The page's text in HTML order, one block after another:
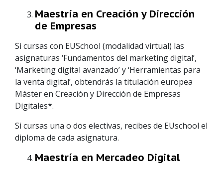
Maestría en Creación y Dirección
de Empresas
Si cursas con EUSchool (modalidad virtual) las
asignaturas ‘Fundamentos del marketing digital’,
‘Marketing digital avanzado’ y ‘Herramientas para
la venta digital’, obtendrás la titulación europea
Máster en Creación y Dirección de Empresas
Digitales*.
Si cursas una o dos electivas, recibes de EUschool el
diploma de cada asignatura.
Maestría en Mercadeo Digital